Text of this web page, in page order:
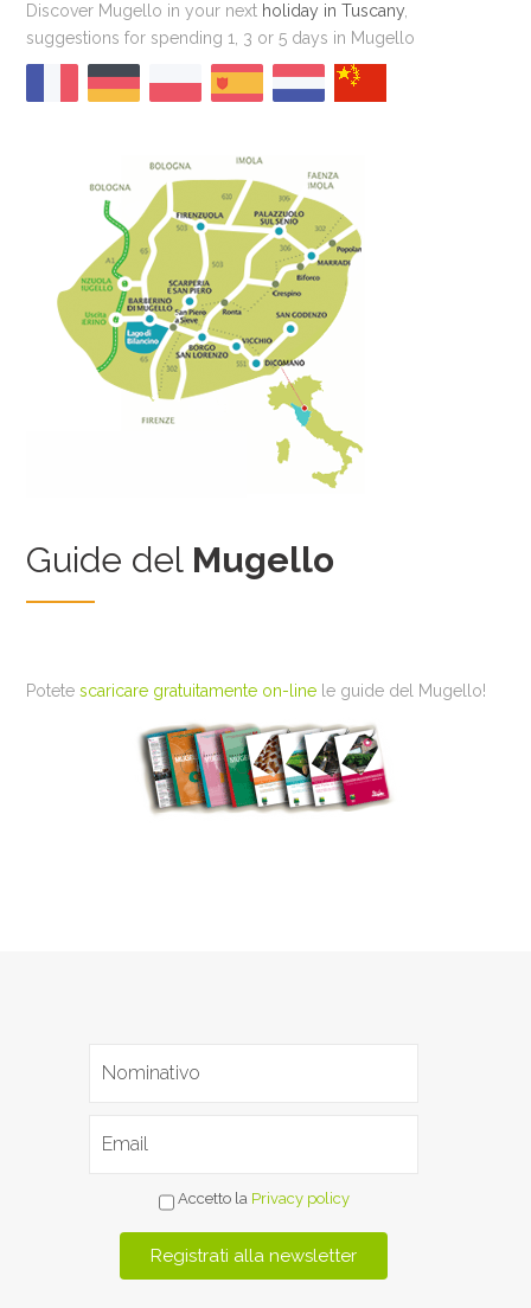
Discover Mugello in your next holiday in Tuscany
suggestions for spending 1, 3 or 5 days in Mugello
Guide del Mugello
Potetescaricare gratuitamente on-line le guide del Mugello!
Accetto la Privacy policy